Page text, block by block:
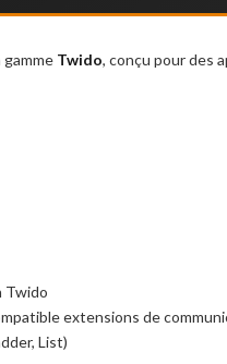
Twido, conçu pour des
Twido
extensions de
List)